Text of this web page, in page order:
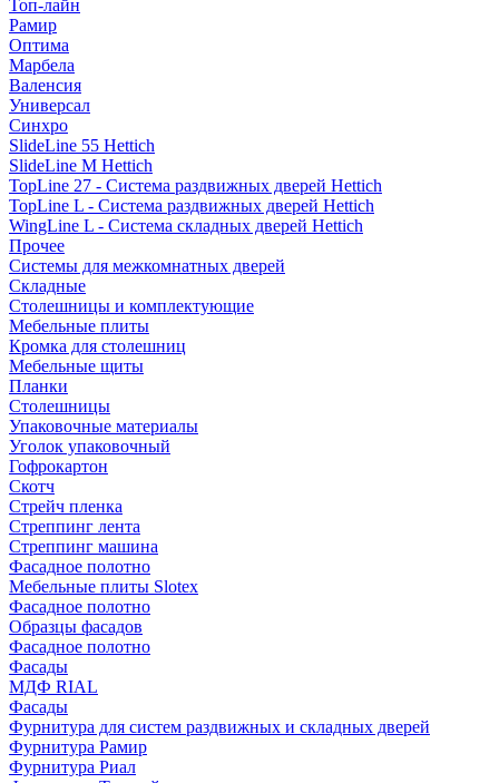
Топ-лайн
Рамир
Оптима
Марбела
Валенсия
Универсал
Синхро
SlideLine 55 Hettich
SlideLine M Hettich
TopLine 27 - Система раздвижных дверей Hettich
TopLine L - Система раздвижных дверей Hettich
WingLine L - Система складных дверей Hettich
Прочее
Системы для межкомнатных дверей
Складные
Столешницы и комплектующие
Мебельные плиты
Кромка для столешниц
Мебельные щиты
Планки
Столешницы
Упаковочные материалы
Уголок упаковочный
Гофрокартон
Скотч
Стрейч пленка
Стреппинг лента
Стреппинг машина
Фасадное полотно
Мебельные плиты Slotex
Фасадное полотно
Образцы фасадов
Фасадное полотно
Фасады
МДФ RIAL
Фасады
Фурнитура для систем раздвижных и складных дверей
Фурнитура Рамир
Фурнитура Риал